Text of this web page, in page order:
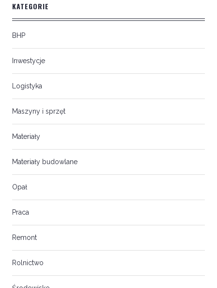
KATEGORIE
BHP
Inwestycje
Logistyka
Maszyny i sprzęt
Materiały
Materiały budowlane
Opał
Praca
Remont
Rolnictwo